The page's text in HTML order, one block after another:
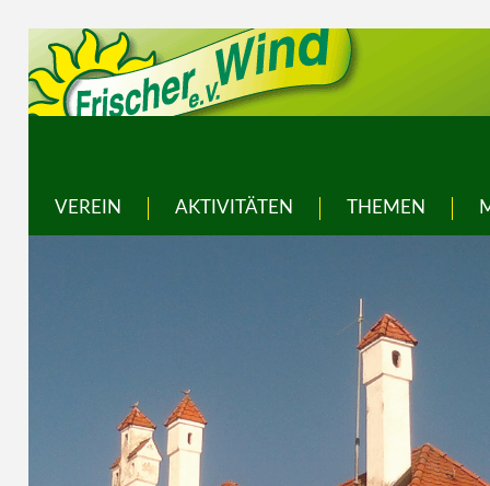
VEREIN AKTIVITÄTEN THEMEN